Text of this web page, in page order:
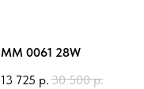
MM 0061 28W
13 725 р. 30 500 р.